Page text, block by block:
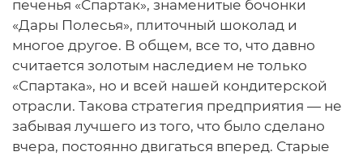
печенья «Спартак», знаменитые бочонки
«Дары Полесья», плиточный шоколад и
многое другое. В общем, все то, что давно
считается золотым наследием не только
«Спартака», но и всей нашей кондитерской
отрасли. Такова стратегия предприятия — не
забывая лучшего из того, что было сделано
вчера, постоянно двигаться вперед. Старые